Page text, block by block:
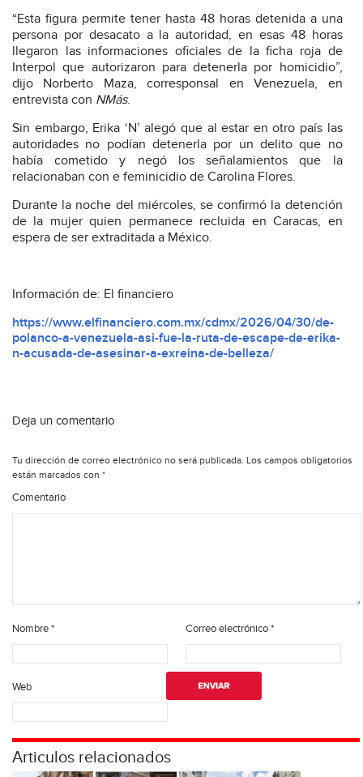
“Esta figura permite tener hasta 48 horas detenida a una
persona por desacato a la autoridad, en esas 48 horas
llegaron las informaciones oficiales de la ficha roja de
Interpol que autorizaron para detenerla por homicidio”,
dijo Norberto Maza, corresponsal en Venezuela, en
entrevista con NMás.
Sin embargo, Erika ‘N’ alegó que al estar en otro país las
autoridades no podían detenerla por un delito que no
había cometido y negó los señalamientos que la
relacionaban con e feminicidio de Carolina Flores.
Durante la noche del miércoles, se confirmó la detención
de la mujer quien permanece recluida en Caracas, en
espera de ser extraditada a México.
Información de: El financiero
https://www.elfinanciero.com.mx/cdmx/2026/04/30/de-
polanco-a-venezuela-asi-fue-la-ruta-de-escape-de-erika-
n-acusada-de-asesinar-a-exreina-de-belleza/
Deja un comentario
Tu dirección de correo electrónico no será publicada. Los campos obligatorios
están marcados con *
Comentario
Nombre* Correo electrónico*
Web
Articulos relacionados